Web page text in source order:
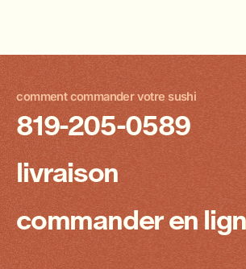
comment commander votre sushi
819-205-0589
livraison
commander en